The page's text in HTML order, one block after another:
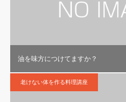
油を味方につけてますか？
老けない体を作る料理講座